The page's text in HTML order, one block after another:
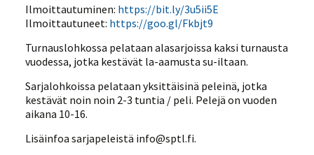
Ilmoittautuminen: https://bit.ly/3u5ii5E
Ilmoittautuneet: https://goo.gl/Fkbjt9
Turnauslohkossa pelataan alasarjoissa kaksi turnausta
vuodessa, jotka kestävät la-aamusta su-iltaan.
Sarjalohkoissa pelataan yksittäisinä peleinä, jotka
kestävät noin noin 2-3 tuntia / peli. Pelejä on vuoden
aikana 10-16.
Lisäinfoa sarjapeleistä info@sptl.fi.